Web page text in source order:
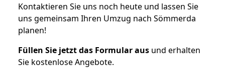
Kontaktieren Sie uns noch heute und lassen Sie
uns gemeinsam Ihren Umzug nach Sömmerda
planen!
Füllen Sie jetzt das Formular aus und erhalten
Sie kostenlose Angebote.